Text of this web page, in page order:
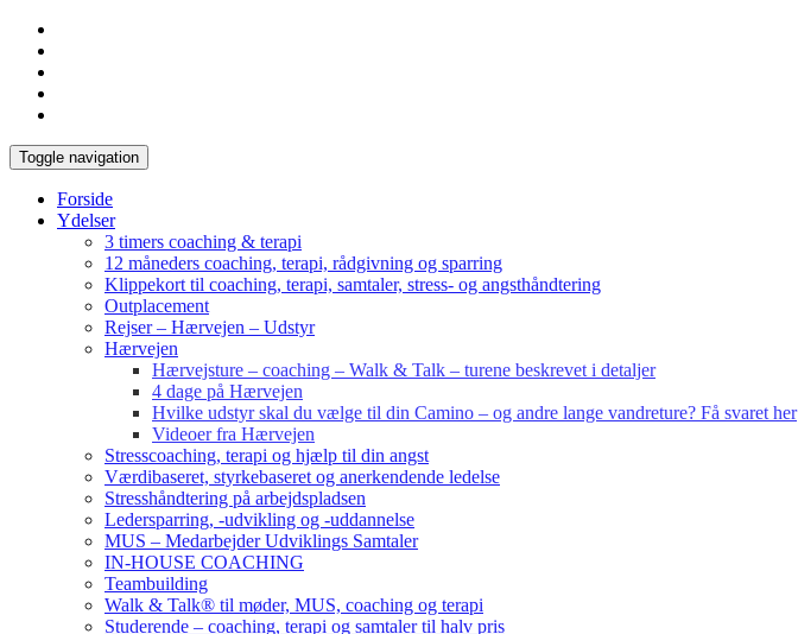
Toggle navigation
Forside
Ydelser
3 timers coaching & terapi
12 måneders coaching, terapi, rådgivning og sparring
Klippekort til coaching, terapi, samtaler, stress- og angsthåndtering
Outplacement
Rejser – Hærvejen – Udstyr
Hærvejen
Hærvejsture – coaching – Walk & Talk – turene beskrevet i detaljer
4 dage på Hærvejen
Hvilke udstyr skal du vælge til din Camino – og andre lange vandreture? Få svaret her
Videoer fra Hærvejen
Stresscoaching, terapi og hjælp til din angst
Værdibaseret, styrkebaseret og anerkendende ledelse
Stresshåndtering på arbejdspladsen
Ledersparring, -udvikling og -uddannelse
MUS – Medarbejder Udviklings Samtaler
IN-HOUSE COACHING
Teambuilding
Walk & Talk® til møder, MUS, coaching og terapi
Studerende – coaching, terapi og samtaler til halv pris